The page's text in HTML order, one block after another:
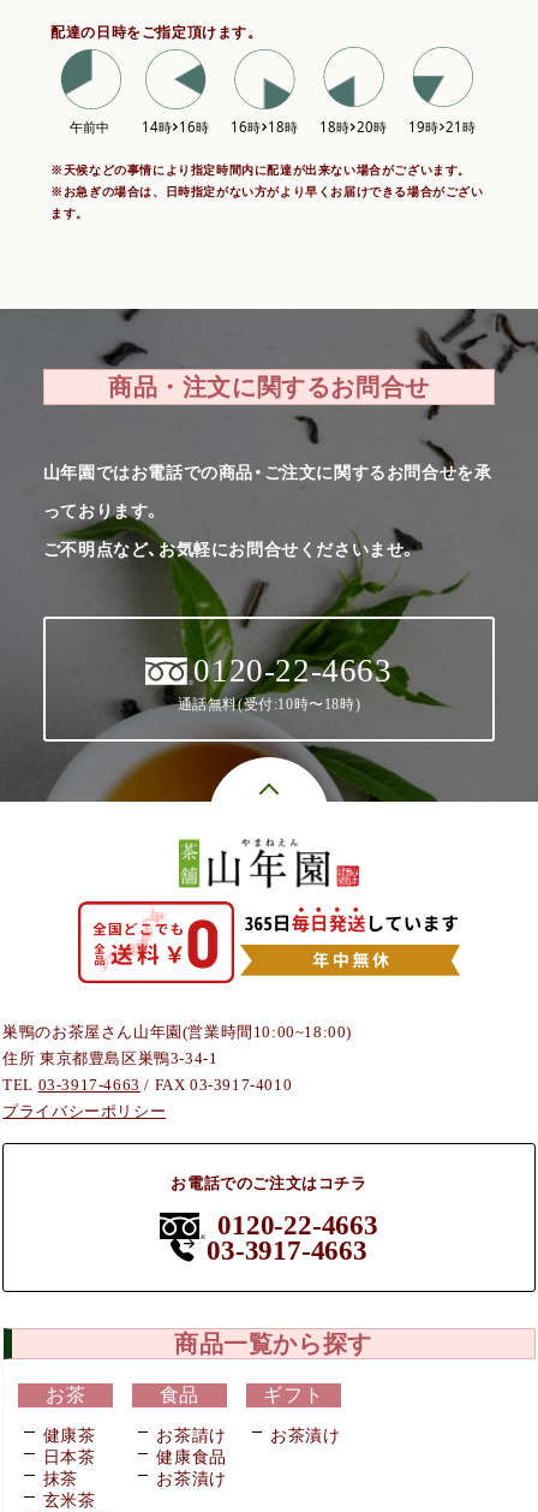
配達の日時をご指定頂けます。
※天候などの事情により指定時間内に配達が出来ない場合がございます。
※お急ぎの場合は、日時指定がない方がより早くお届けできる場合がござい
ます。
商品・注文に関するお問合せ
山年園ではお電話での商品・ご注文に関するお問合せを承
っております。
ご不明点など、お気軽にお問合せくださいませ。
0120-22-4663
通話無料(受付:10時〜18時)
巣鴨のお茶屋さん山年園(営業時間10:00~18:00)
住所 東京都豊島区巣鴨3-34-1
TEL 03-3917-4663 / FAX 03-3917-4010
プライバシーポリシー
お電話でのご注文はコチラ
0120-22-4663
03-3917-4663
商品一覧から探す
お茶
健康茶
日本茶
抹茶
玄米茶
食品
お茶請け
健康食品
お茶漬け
ギフト
お茶漬け